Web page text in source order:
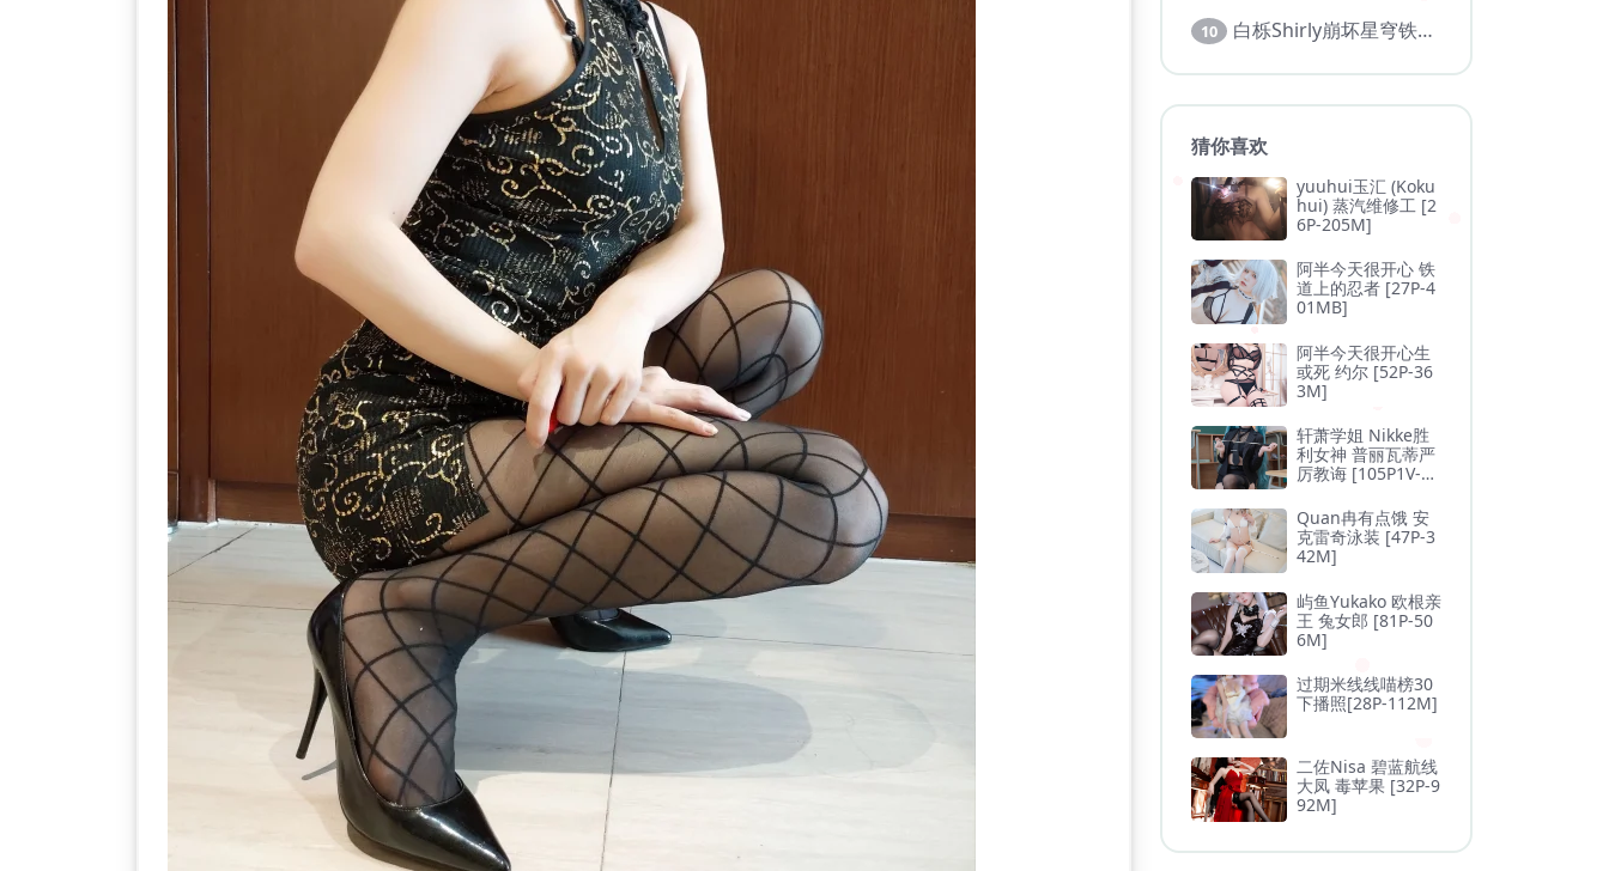
10 白栎Shirly崩坏星穹铁道 风堇 [108P 20V]
猜你喜欢
yuuhui玉汇 (Koku
hui) 蒸汽维修工 [2
6P-205M]
阿半今天很开心 铁
道上的忍者 [27P-4
01MB]
阿半今天很开心生
或死 约尔 [52P-36
3M]
轩萧学姐 Nikke胜
利女神 普丽瓦蒂严
厉教诲 [105P1V-1.
Quan冉有点饿 安
克雷奇泳装 [47P-3
42M]
屿鱼Yukako 欧根亲
王 兔女郎 [81P-50
6M]
过期米线线喵榜30
下播照[28P-112M]
二佐Nisa 碧蓝航线
大凤 毒苹果 [32P-9
92M]